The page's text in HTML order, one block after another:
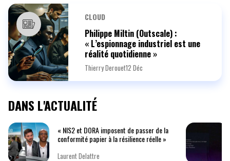
CLOUD
Philippe Miltin (Outscale) :
« L’espionnage industriel est une
réalité quotidienne »
Thierry Derouet12 Déc
DANS L'ACTUALITÉ
« NIS2 et DORA imposent de passer de la
conformité papier à la résilience réelle »
Laurent Delattre